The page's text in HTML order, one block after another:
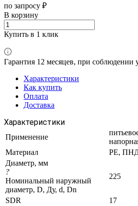
по запросу ₽
В корзину
Купить в 1 клик
Гарантия 12 месяцев, при соблюдении
Характеристики
Как купить
Оплата
Доставка
Характеристики
Применение
Материал
PE,
Диаметр, мм
?
Номинальный наружный
диаметр, D, Ду, d, Dn
225
SDR
17